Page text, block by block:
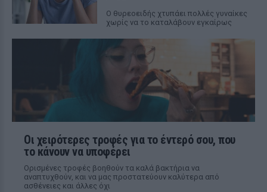
Ο θυρεοειδής χτυπάει πολλές γυναίκες
χωρίς να το καταλάβουν εγκαίρως
Οι χειρότερες τροφές για το έντερό σου, που
το κάνουν να υποφέρει
Ορισμένες τροφές βοηθούν τα καλά βακτήρια να
αναπτυχθούν, και να μας προστατεύουν καλύτερα από
ασθένειες και άλλες όχι